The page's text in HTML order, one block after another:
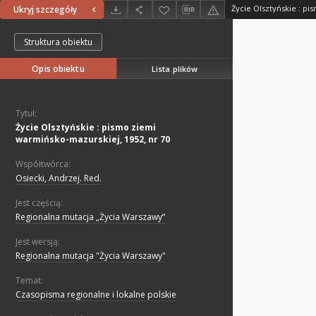
Ukryj szczegóły
Struktura obiektu
Opis obiektu Lista plików
Tytuł:
Życie Olsztyńskie : pismo ziemi
warmińsko-mazurskiej, 1952, nr 70
Współtwórca:
Osiecki, Andrzej. Red.
Jest częścią:
Regionalna mutacja „Życia Warszawy”
Jest wersją:
Regionalna mutacja "Życia Warszawy"
Temat:
Czasopisma regionalne i lokalne polskie